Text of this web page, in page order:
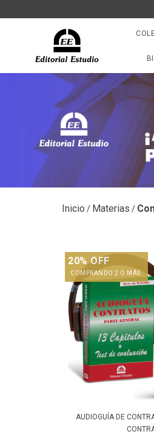
Inicio / Materias /
20% OFF
COMPRANDO 2 O MÁS.
AUDIOGUÍA DE